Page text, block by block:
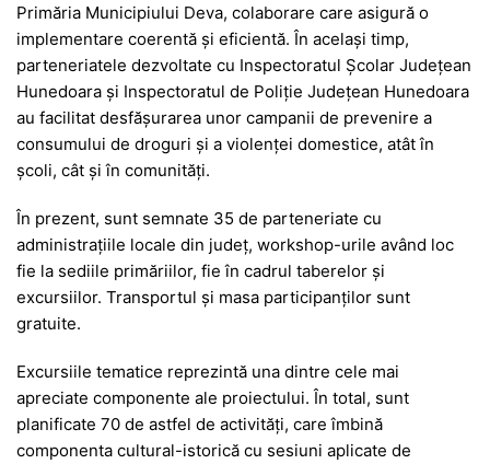
Primăria Municipiului Deva, colaborare care asigură o
implementare coerentă și eficientă. În același timp,
parteneriatele dezvoltate cu Inspectoratul Școlar Județean
Hunedoara și Inspectoratul de Poliție Județean Hunedoara
au facilitat desfășurarea unor campanii de prevenire a
consumului de droguri și a violenței domestice, atât în
școli, cât și în comunități.
În prezent, sunt semnate 35 de parteneriate cu
administrațiile locale din județ, workshop-urile având loc
fie la sediile primăriilor, fie în cadrul taberelor și
excursiilor. Transportul și masa participanților sunt
gratuite.
Excursiile tematice reprezintă una dintre cele mai
apreciate componente ale proiectului. În total, sunt
planificate 70 de astfel de activități, care îmbină
componenta cultural-istorică cu sesiuni aplicate de